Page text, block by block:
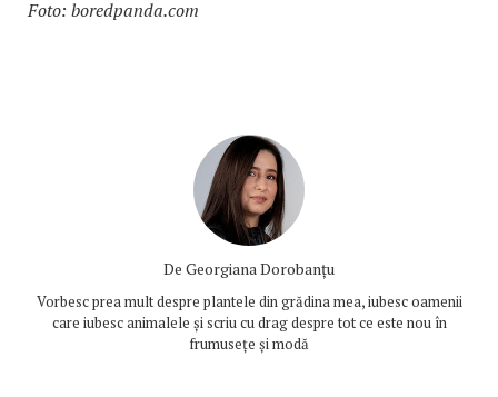
Foto: boredpanda.com
De Georgiana Dorobanțu
Vorbesc prea mult despre plantele din grădina mea, iubesc oamenii
care iubesc animalele și scriu cu drag despre tot ce este nou în
frumusețe și modă